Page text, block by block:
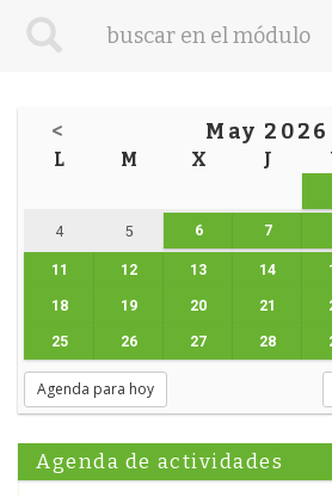
< May 2026
L M X J
4 5 6 7
11 12 13 14
18 19 20 21
25 26 27 28
Agenda para hoy
Agenda de actividades